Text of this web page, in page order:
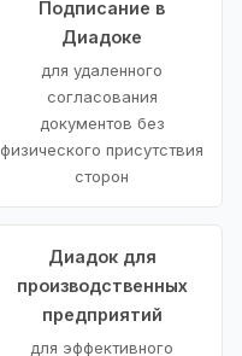
Подписание в
Диадоке
для удаленного
согласования
документов без
физического присутствия
сторон
Диадок для
производственных
предприятий
для эффективного